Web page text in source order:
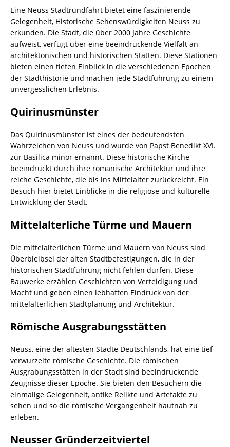
Eine Neuss Stadtrundfahrt bietet eine faszinierende
Gelegenheit, Historische Sehenswürdigkeiten Neuss zu
erkunden. Die Stadt, die über 2000 Jahre Geschichte
aufweist, verfügt über eine beeindruckende Vielfalt an
architektonischen und historischen Stätten. Diese Stationen
bieten einen tiefen Einblick in die verschiedenen Epochen
der Stadthistorie und machen jede Stadtführung zu einem
unvergesslichen Erlebnis.
Quirinusmünster
Das Quirinusmünster ist eines der bedeutendsten
Wahrzeichen von Neuss und wurde von Papst Benedikt XVI.
zur Basilica minor ernannt. Diese historische Kirche
beeindruckt durch ihre romanische Architektur und ihre
reiche Geschichte, die bis ins Mittelalter zurückreicht. Ein
Besuch hier bietet Einblicke in die religiöse und kulturelle
Entwicklung der Stadt.
Mittelalterliche Türme und Mauern
Die mittelalterlichen Türme und Mauern von Neuss sind
Überbleibsel der alten Stadtbefestigungen, die in der
historischen Stadtführung nicht fehlen dürfen. Diese
Bauwerke erzählen Geschichten von Verteidigung und
Macht und geben einen lebhaften Eindruck von der
mittelalterlichen Stadtplanung und Architektur.
Römische Ausgrabungsstätten
Neuss, eine der ältesten Städte Deutschlands, hat eine tief
verwurzelte römische Geschichte. Die römischen
Ausgrabungsstätten in der Stadt sind beeindruckende
Zeugnisse dieser Epoche. Sie bieten den Besuchern die
einmalige Gelegenheit, antike Relikte und Artefakte zu
sehen und so die römische Vergangenheit hautnah zu
erleben.
Neusser Gründerzeitviertel